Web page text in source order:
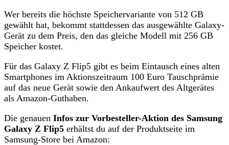
Wer bereits die höchste Speichervariante von 512 GB
gewählt hat, bekommt stattdessen das ausgewählte Galaxy-
Gerät zu dem Preis, den das gleiche Modell mit 256 GB
Speicher kostet.
Für das Galaxy Z Flip5 gibt es beim Eintausch eines alten
Smartphones im Aktionszeitraum 100 Euro Tauschprämie
auf das neue Gerät sowie den Ankaufwert des Altgerätes
als Amazon-Guthaben.
Die genauen Infos zur Vorbesteller-Aktion des Samsung
Galaxy Z Flip5 erhältst du auf der Produktseite im
Samsung-Store bei Amazon: